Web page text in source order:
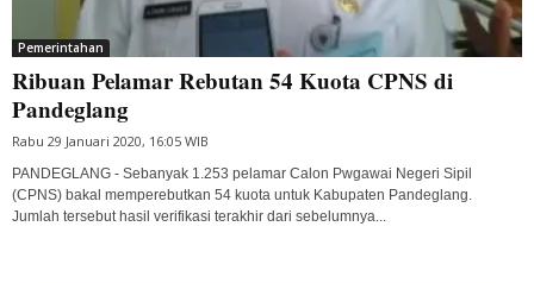
Pemerintahan
Ribuan Pelamar Rebutan 54 Kuota CPNS di
Pandeglang
Rabu 29 Januari 2020, 16:05 WIB
PANDEGLANG - Sebanyak 1.253 pelamar Calon Pwgawai Negeri Sipil
(CPNS) bakal memperebutkan 54 kuota untuk Kabupaten Pandeglang.
Jumlah tersebut hasil verifikasi terakhir dari sebelumnya...